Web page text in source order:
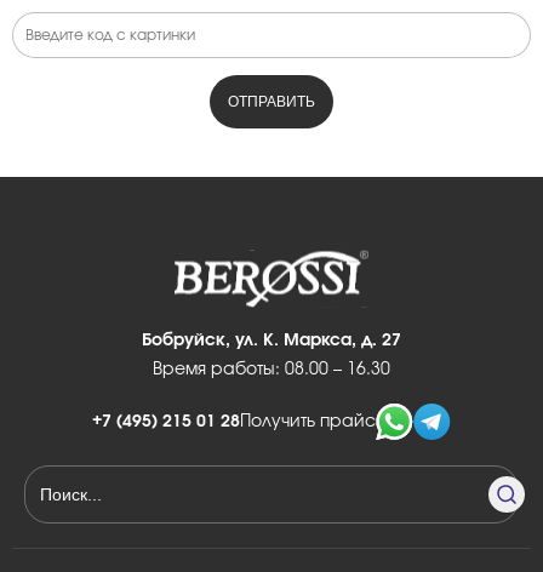
Бобруйск, ул. К. Маркса, д. 27
Время работы: 08.00 – 16.30
+7 (495) 215 01 28 Получить прайс